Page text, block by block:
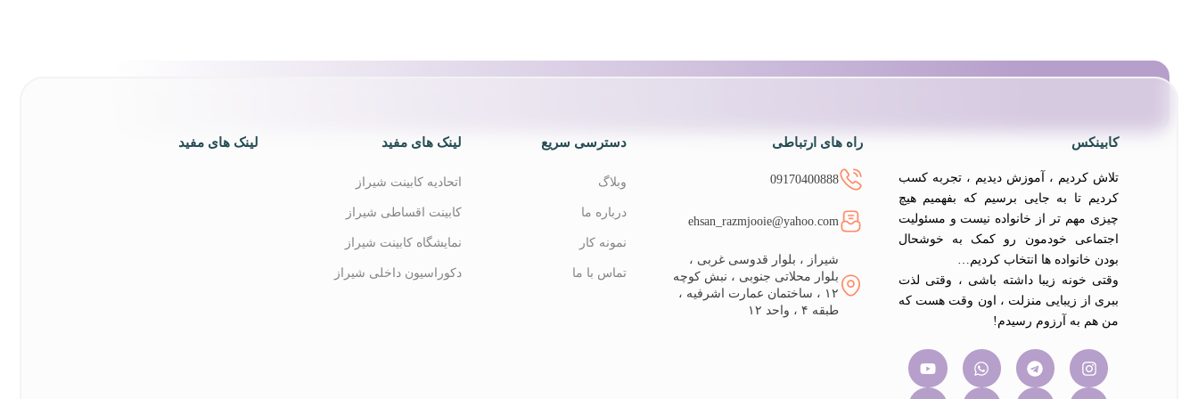
کابینکس
تلاش کردیم ، آموزش دیدیم ، تجربه کسب
کردیم تا به جایی برسیم که بفهمیم هیچ
چیزی مهم تر از خانواده نیست و مسئولیت
اجتماعی خودمون رو کمک به خوشحال
بودن خانواده ها انتخاب کردیم…
وقتی خونه زیبا داشته باشی ، وقتی لذت
ببری از زیبایی منزلت ، اون وقت هست که
من هم به آرزوم رسیدم!
راه های ارتباطی
09170400888
ehsan_razmjooie@yahoo.com
شیراز ، بلوار قدوسی غربی ،
بلوار محلاتی جنوبی ، نبش کوچه
۱۲ ، ساختمان عمارت اشرفیه ،
طبقه ۴ ، واحد ۱۲
دسترسی سریع
وبلاگ
درباره ما
نمونه کار
تماس با ما
لینک های مفید
اتحادیه کابینت شیراز
کابینت اقساطی شیراز
نمایشگاه کابینت شیراز
دکوراسیون داخلی شیراز
لینک های مفید